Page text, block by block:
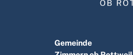
Gemeinde